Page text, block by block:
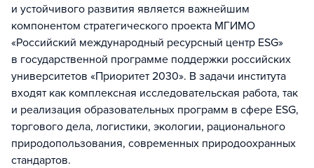
и устойчивого развития является важнейшим
компонентом стратегического проекта МГИМО
«Российский международный ресурсный центр ESG»
в государственной программе поддержки российских
университетов «Приоритет 2030». В задачи института
входят как комплексная исследовательская работа, так
и реализация образовательных программ в сфере ESG,
торгового дела, логистики, экологии, рационального
природопользования, современных природоохранных
стандартов.